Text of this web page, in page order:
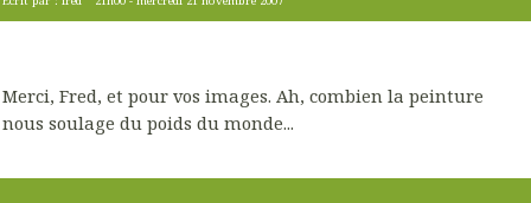
Merci, Fred, et pour vos images. Ah, combien la peinture
nous soulage du poids du monde...